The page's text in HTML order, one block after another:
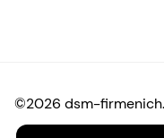
©2026 dsm-